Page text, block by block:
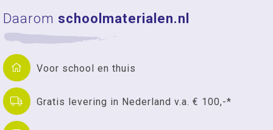
Daarom schoolmaterialen.nl
Voor school en thuis
Gratis levering in Nederland v.a. € 100,-*